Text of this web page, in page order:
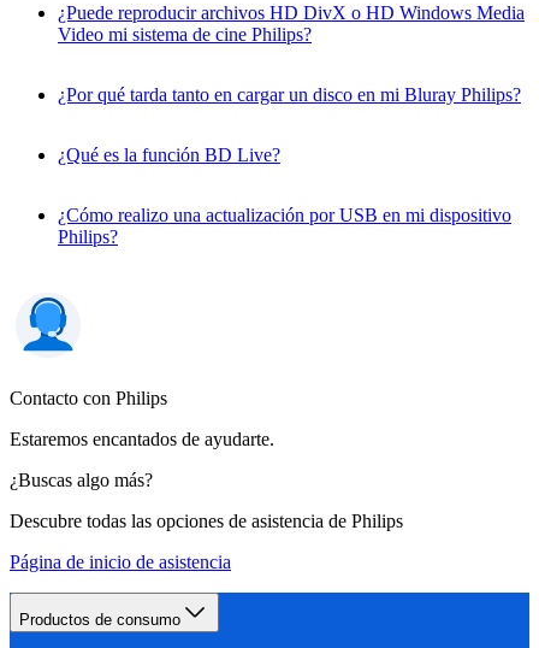
¿Puede reproducir archivos HD DivX o HD Windows Media
Video mi sistema de cine Philips?
¿Por qué tarda tanto en cargar un disco en mi Bluray Philips?
¿Qué es la función BD Live?
¿Cómo realizo una actualización por USB en mi dispositivo
Philips?
Contacto con Philips
Estaremos encantados de ayudarte.
¿Buscas algo más?
Descubre todas las opciones de asistencia de Philips
Página de inicio de asistencia
Productos de consumo